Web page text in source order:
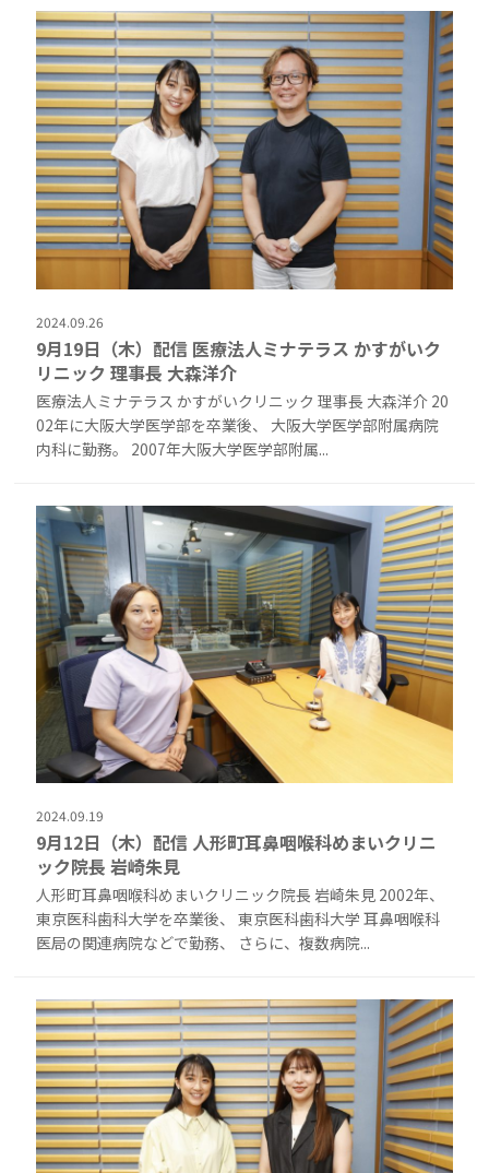
2024.09.26
9月19日（木）配信 医療法人ミナテラス かすがいク
リニック 理事長 大森洋介
医療法人ミナテラス かすがいクリニック 理事長 大森洋介 20
02年に大阪大学医学部を卒業後、 大阪大学医学部附属病院
内科に勤務。 2007年大阪大学医学部附属...
2024.09.19
9月12日（木）配信 人形町耳鼻咽喉科めまいクリニ
ック院長 岩崎朱見
人形町耳鼻咽喉科めまいクリニック院長 岩崎朱見 2002年、
東京医科歯科大学を卒業後、 東京医科歯科大学 耳鼻咽喉科
医局の関連病院などで勤務、 さらに、複数病院...